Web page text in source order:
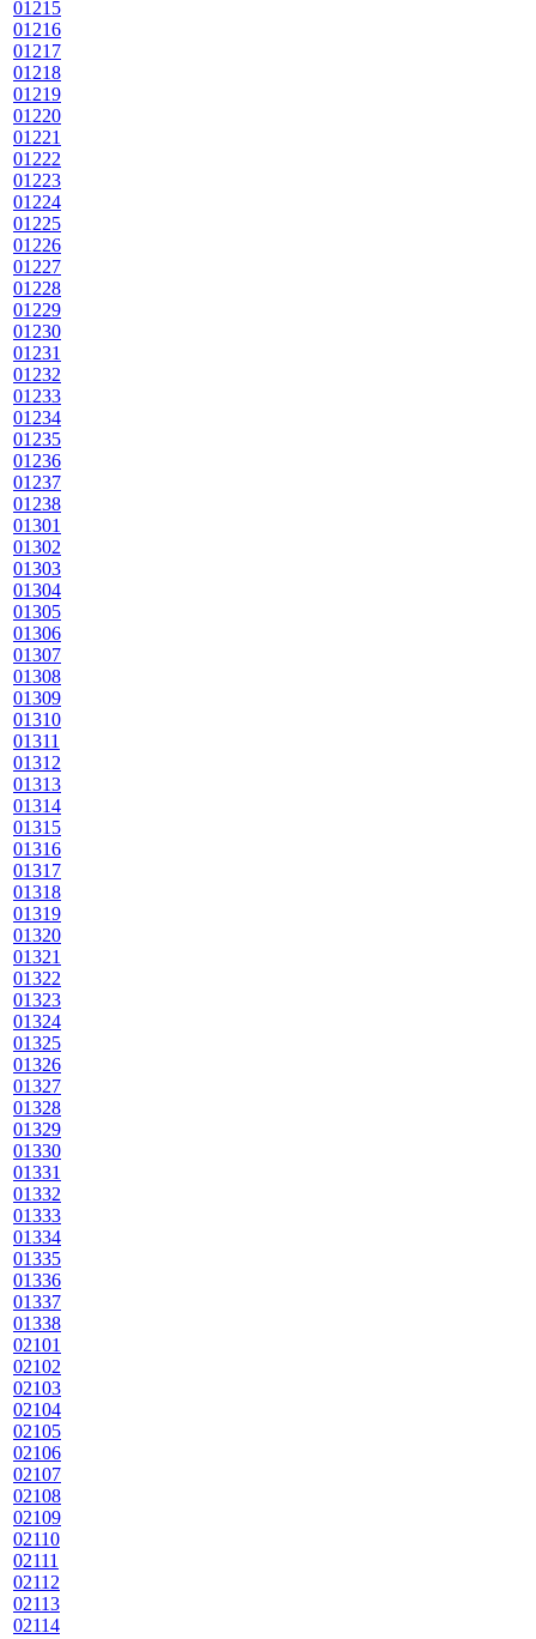
01215
01216
01217
01218
01219
01220
01221
01222
01223
01224
01225
01226
01227
01228
01229
01230
01231
01232
01233
01234
01235
01236
01237
01238
01301
01302
01303
01304
01305
01306
01307
01308
01309
01310
01311
01312
01313
01314
01315
01316
01317
01318
01319
01320
01321
01322
01323
01324
01325
01326
01327
01328
01329
01330
01331
01332
01333
01334
01335
01336
01337
01338
02101
02102
02103
02104
02105
02106
02107
02108
02109
02110
02111
02112
02113
02114